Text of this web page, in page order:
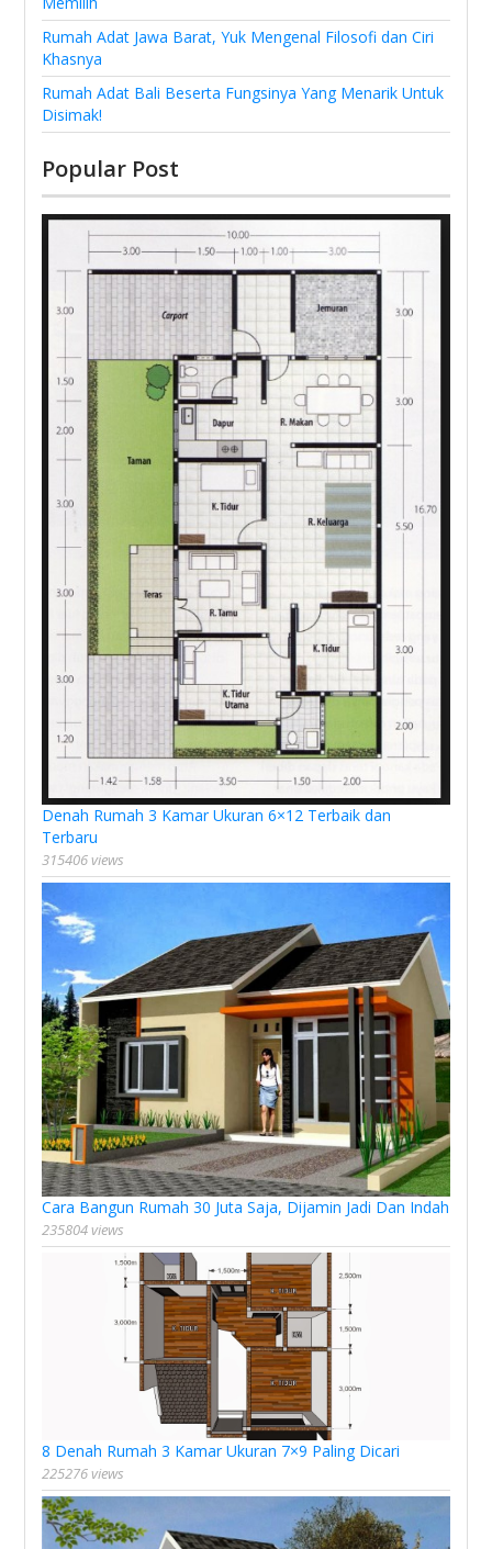
Rumah Adat Jawa Barat, Yuk Mengenal Filosofi dan Ciri
Khasnya
Rumah Adat Bali Beserta Fungsinya Yang Menarik Untuk
Disimak!
Popular Post
Denah Rumah 3 Kamar Ukuran 6×12 Terbaik dan
Terbaru
315406 views
Cara Bangun Rumah 30 Juta Saja, Dijamin Jadi Dan Indah
235804 views
8 Denah Rumah 3 Kamar Ukuran 7×9 Paling Dicari
225276 views